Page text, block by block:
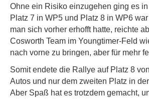
Ohne ein Risiko einzugehen ging es
Platz 7 in WP5 und Platz 8 in WP6
man sich vorher erhofft hatte, reichte
Cosworth Team im Youngtimer-Feld
nach vorne zu bringen, aber für mehr
Somit endete die Rallye auf Platz 8
Autos und nur dem zweiten Platz in
Aber Spaß hat es trotzdem gemacht,